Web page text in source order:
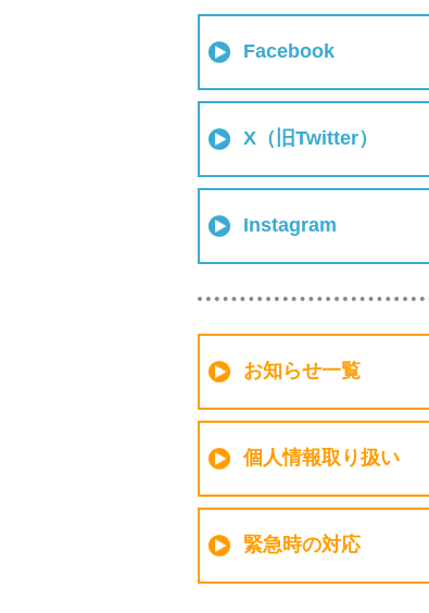
Facebook
X（旧Twitter）
Instagram
お知らせ一覧
個人情報取り扱い
緊急時の対応